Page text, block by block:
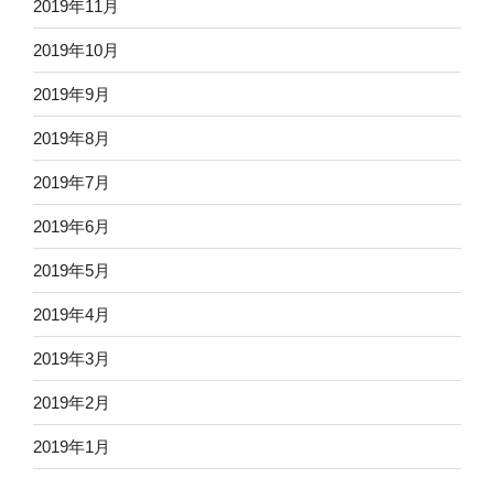
2019年11月
2019年10月
2019年9月
2019年8月
2019年7月
2019年6月
2019年5月
2019年4月
2019年3月
2019年2月
2019年1月